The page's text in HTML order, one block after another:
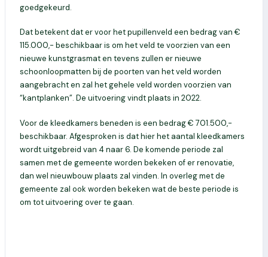
goedgekeurd.
Dat betekent dat er voor het pupillenveld een bedrag van €
115.000,- beschikbaar is om het veld te voorzien van een
nieuwe kunstgrasmat en tevens zullen er nieuwe
schoonloopmatten bij de poorten van het veld worden
aangebracht en zal het gehele veld worden voorzien van
“kantplanken”. De uitvoering vindt plaats in 2022.
Voor de kleedkamers beneden is een bedrag € 701.500,-
beschikbaar. Afgesproken is dat hier het aantal kleedkamers
wordt uitgebreid van 4 naar 6. De komende periode zal
samen met de gemeente worden bekeken of er renovatie,
dan wel nieuwbouw plaats zal vinden. In overleg met de
gemeente zal ook worden bekeken wat de beste periode is
om tot uitvoering over te gaan.